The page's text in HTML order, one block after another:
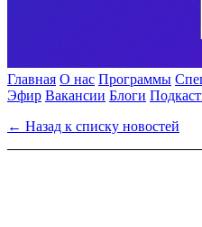
Главная О нас Программы
Эфир Вакансии Блоги
← Назад к списку новостей